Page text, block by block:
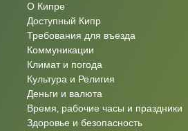
О Кипре
Доступный Кипр
Требования для въезда
Коммуникации
Климат и погода
Культура и Религия
Деньги и валюта
Время, рабочие часы и праздники
Здоровье и безопасность